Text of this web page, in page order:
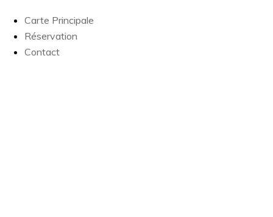
Carte Principale
Réservation
Contact